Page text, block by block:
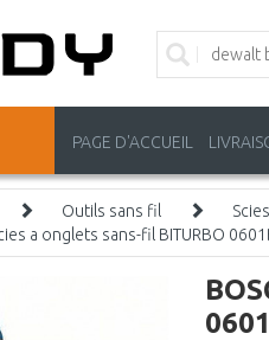
PAGE D'ACCUEIL
Outils sans fil Scies
a onglets sans-fil BITURBO